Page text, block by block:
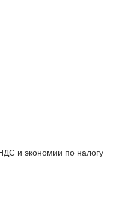
и экономии по налогу